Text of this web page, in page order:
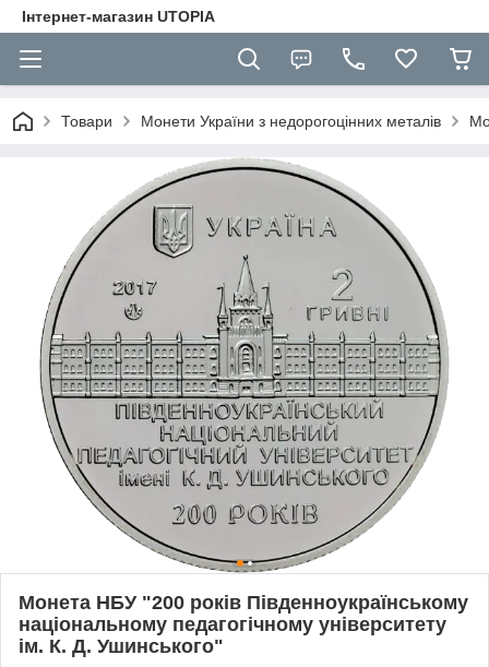
Інтернет-магазин UTOPIA
Товари Монети України з недорогоцінних металів
Монета НБУ "200 років Південноукраїнському
національному педагогічному університету
ім. К. Д. Ушинського"